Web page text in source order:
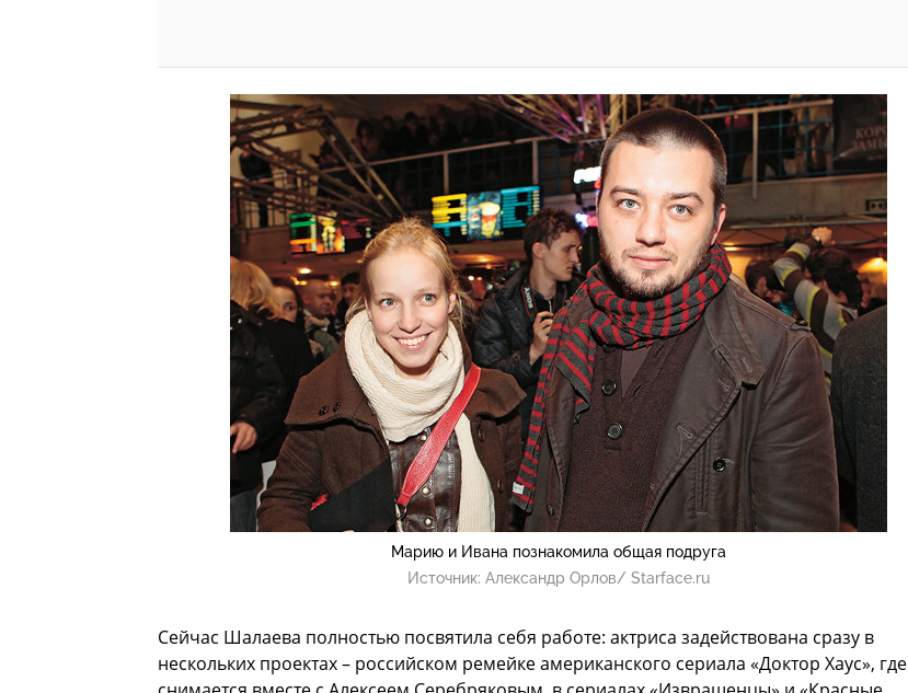
Марию и Ивана познакомила общая подруга
Источник: Александр Орлов/ Starface.ru
Сейчас Шалаева полностью посвятила себя работе: актриса задействована сразу в
нескольких проектах – российском ремейке американского сериала «Доктор Хаус», где